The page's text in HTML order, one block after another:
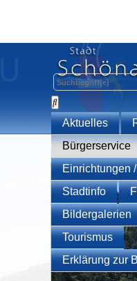
Aktuelles
Bürgerservice
Einrichtungen
Stadtinfo
Bildergalerien
Tourismus
Erklärung zur